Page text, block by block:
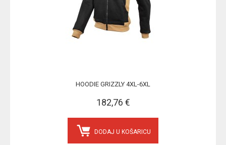
HOODIE GRIZZLY 4XL-6XL
182,76 €
DODAJ U KOŠARICU